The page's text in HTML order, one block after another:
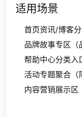
适用场景
首页资讯/博客
品牌故事专区（
帮助中心分类入
活动专题聚合（
内容营销展示区